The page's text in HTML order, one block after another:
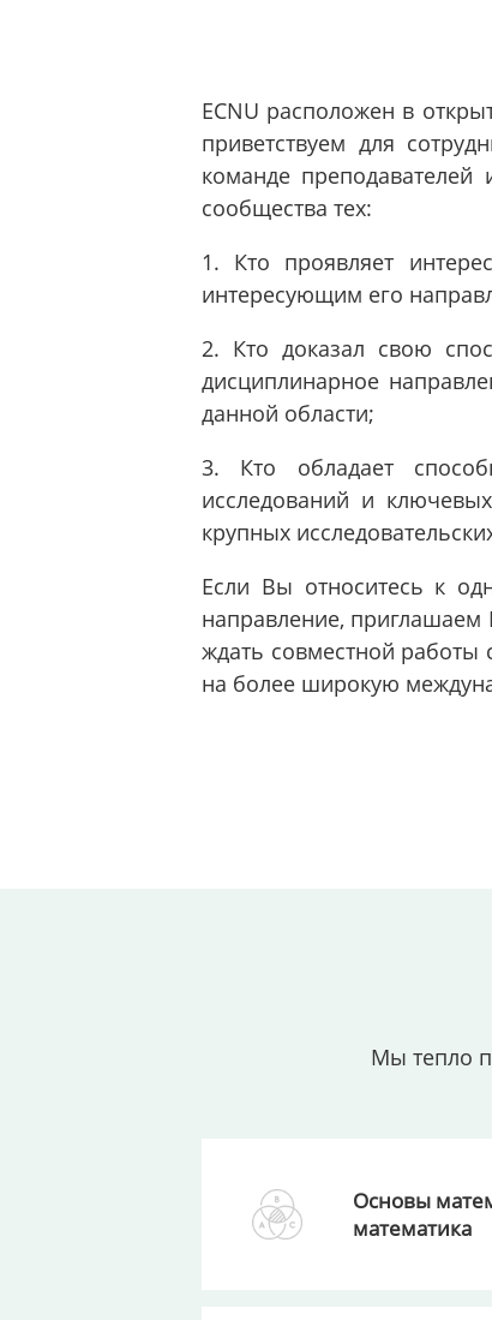
ECNU расположен в
приветствуем для
команде преподавателей
сообщества тех:
1. Кто проявляет
интересующим его
2. Кто доказал свою
дисциплинарное
данной области;
3. Кто обладает
исследований и
крупных
Если Вы относитесь к
направление, приглашаем
ждать совместной
на более широкую
Мы тепло
Основы
математика